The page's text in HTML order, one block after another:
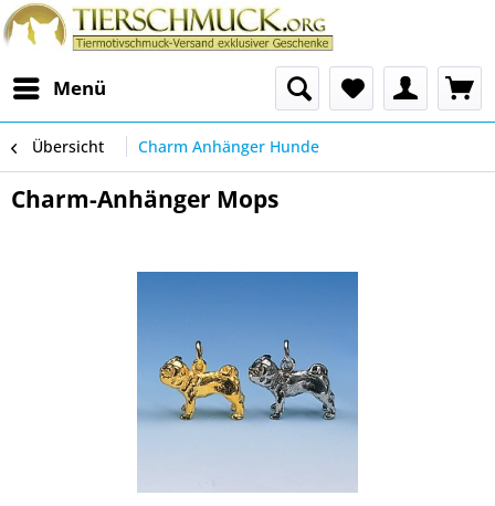
Menü
Übersicht Charm Anhänger Hunde
Charm-Anhänger Mops